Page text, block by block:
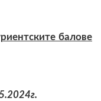
балове